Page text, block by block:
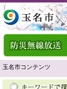
玉名市コンテンツ